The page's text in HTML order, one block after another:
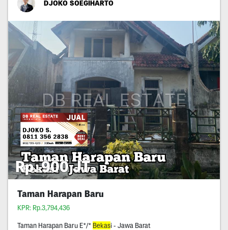
DJOKO SOEGIHARTO
Rp. 900 JT
Taman Harapan Baru
KPR: Rp.3,794,436
Taman Harapan Baru E*/* Bekasi - Jawa Barat